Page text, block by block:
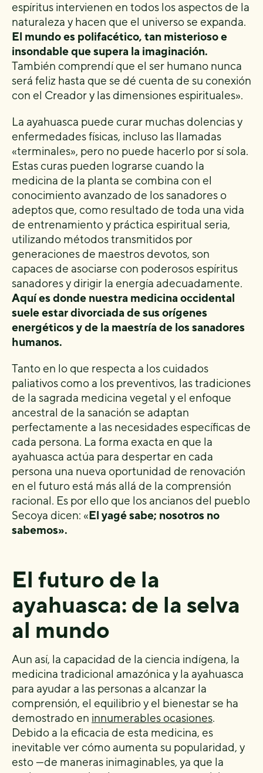
espíritus intervienen en todos los aspectos de la
naturaleza y hacen que el universo se expanda.
El mundo es polifacético, tan misterioso e
insondable que supera la imaginación.
También comprendí que el ser humano nunca
será feliz hasta que se dé cuenta de su conexión
con el Creador y las dimensiones espirituales».
La ayahuasca puede curar muchas dolencias y
enfermedades físicas, incluso las llamadas
«terminales», pero no puede hacerlo por sí sola.
Estas curas pueden lograrse cuando la
medicina de la planta se combina con el
conocimiento avanzado de los sanadores o
adeptos que, como resultado de toda una vida
de entrenamiento y práctica espiritual seria,
utilizando métodos transmitidos por
generaciones de maestros devotos, son
capaces de asociarse con poderosos espíritus
sanadores y dirigir la energía adecuadamente.
Aquí es donde nuestra medicina occidental
suele estar divorciada de sus orígenes
energéticos y de la maestría de los sanadores
humanos.
Tanto en lo que respecta a los cuidados
paliativos como a los preventivos, las tradiciones
de la sagrada medicina vegetal y el enfoque
ancestral de la sanación se adaptan
perfectamente a las necesidades específicas de
cada persona. La forma exacta en que la
ayahuasca actúa para despertar en cada
persona una nueva oportunidad de renovación
en el futuro está más allá de la comprensión
racional. Es por ello que los ancianos del pueblo
Secoya dicen: «El yagé sabe; nosotros no
sabemos».
El futuro de la
ayahuasca: de la selva
al mundo
Aun así, la capacidad de la ciencia indígena, la
medicina tradicional amazónica y la ayahuasca
para ayudar a las personas a alcanzar la
comprensión, el equilibrio y el bienestar se ha
demostrado en innumerables ocasiones.
Debido a la eficacia de esta medicina, es
inevitable ver cómo aumenta su popularidad, y
esto —de maneras inimaginables, ya que la